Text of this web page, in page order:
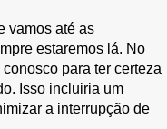
vamos até as
estaremos lá. No
para ter certeza
Isso incluiria um
a interrupção de